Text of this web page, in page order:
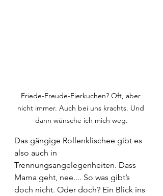
Friede-Freude-Eierkuchen? Oft, aber
nicht immer. Auch bei uns krachts. Und
dann wünsche ich mich weg.
Das gängige Rollenklischee gibt es
also auch in
Trennungsangelegenheiten. Dass
Mama geht, nee.... So was gibt’s
doch nicht. Oder doch? Ein Blick ins